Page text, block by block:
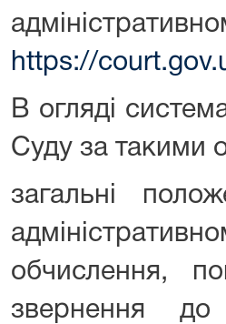
https://
В огляді
Суду за такими
загальні
обчислення,
звернення до